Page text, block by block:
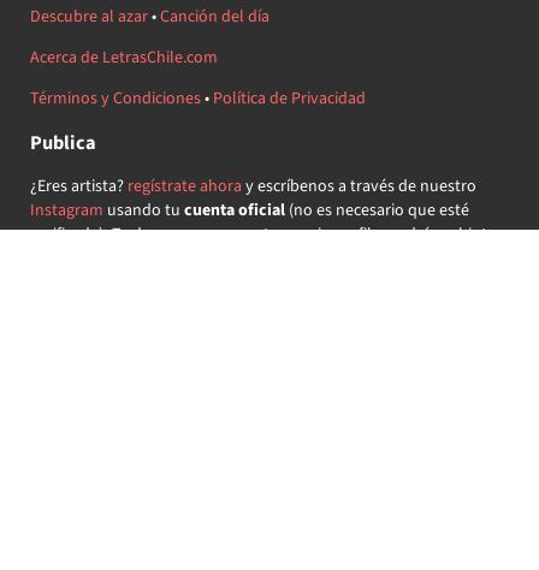
Descubre al azar•Canción del día
Acerca de LetrasChile.com
Términos y Condiciones• Política de Privacidad
Publica
¿Eres artista? regístrate ahora y escríbenos a través de nuestro
Instagram usando tu cuenta oficial(no es necesario que esté
verificada) ¡Te daremos acceso a tu propio perfil y podrás subir tus